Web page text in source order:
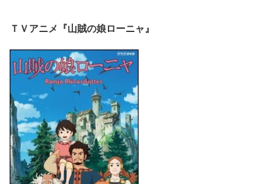
ＴＶアニメ『山賊の娘ローニャ』